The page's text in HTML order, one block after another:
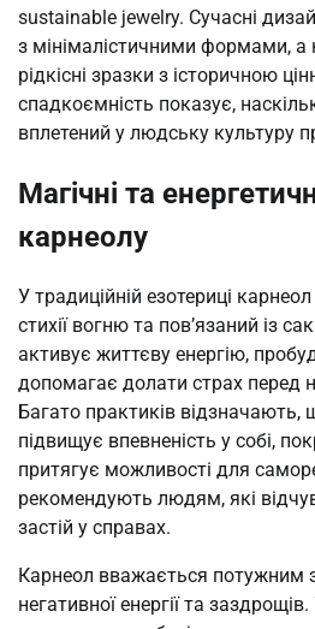
sustainable jewelry. Сучасні
з мінімалістичними формами, а
рідкісні зразки з історичною
спадкоємність показує,
вплетений у людську культуру
Магічні та
карнеолу
У традиційній езотериці
стихії вогню та пов’язаний із
активує життєву енергію,
допомагає долати страх перед
Багато практиків відзначають,
підвищує впевненість у собі,
притягує можливості для
рекомендують людям, які
застій у справах.
Карнеол вважається потужним
негативної енергії та